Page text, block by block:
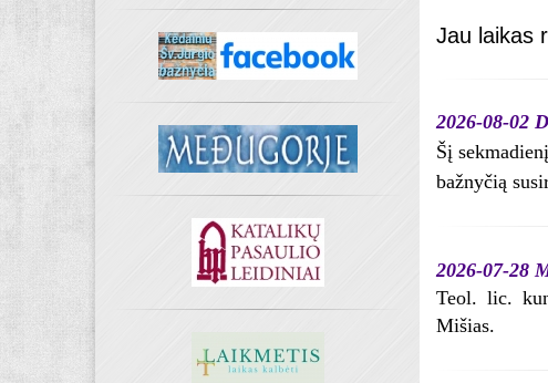
Jau laikas
2026-08-02
Šį
bažnyčią
2026-07-28
Teol. lic.
Mišias.